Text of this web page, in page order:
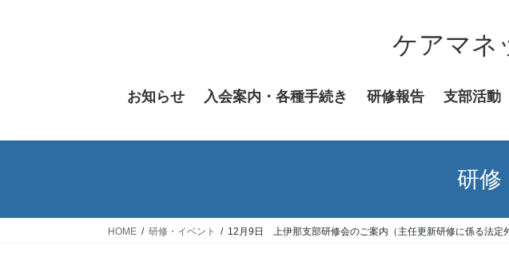
キ
に
ケアマネ
お知らせ 入会案内・各種手続き 研修報告 支部活動
研修
HOME 研修・イベント 12月9日 上伊那支部研修会のご案内（主任更新研修に係る法定